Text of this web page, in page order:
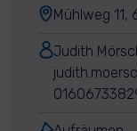
Mühlweg 11,
Judith